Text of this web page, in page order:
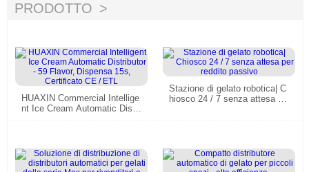
PRODOTTO
HUAXIN Commercial Intellige
nt Ice Cream Automatic Distri
Stazione di gelato robotica| C
hiosco 24 / 7 senza attesa pe